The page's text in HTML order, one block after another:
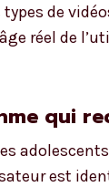
de
réel de
qui
est